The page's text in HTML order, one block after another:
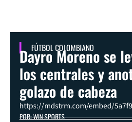
FÚTBOL COLOMBIANO
Dayro Moreno se
los centrales y
golazo de cabeza
https://mdstrm.com/embed/
POR: WIN SPORTS